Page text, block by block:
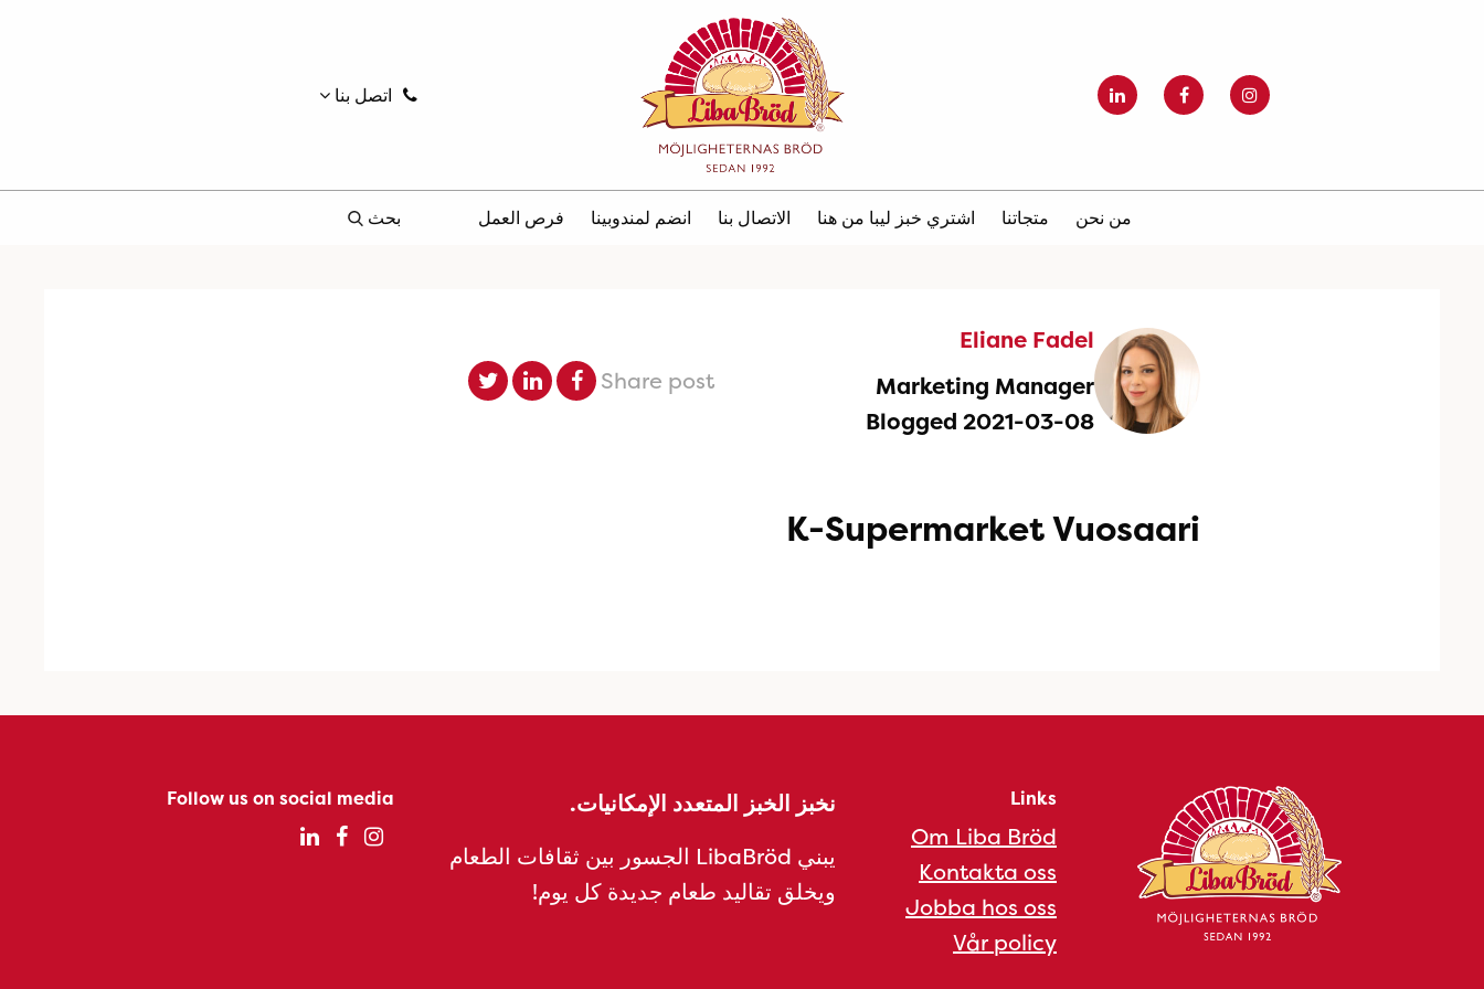
اتصل بنا
من نحن متجاتنا اشتري خبز ليبا من هنا الاتصال بنا انضم لمندوبينا فرص العمل بحث
Eliane Fadel
Marketing Manager
Blogged 2021-03-08
Share post
K-Supermarket Vuosaari
Links
Om Liba Bröd
Kontakta oss
Jobba hos oss
Vår policy
نخبز الخبز المتعدد الإمكانيات.
يبني LibaBröd الجسور بين ثقافات الطعام
ويخلق تقاليد طعام جديدة كل يوم!
Follow us on social media